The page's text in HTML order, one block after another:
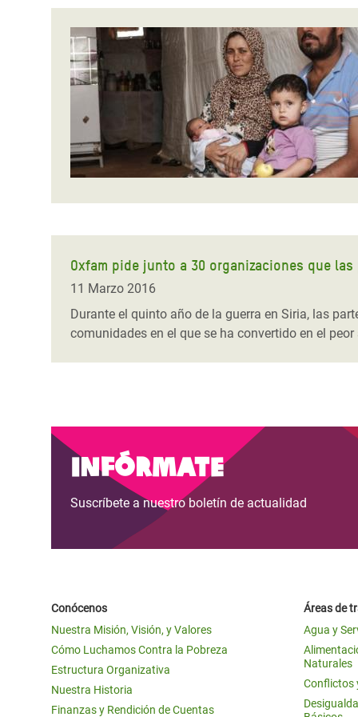
Oxfam pide junto a 30 organizaciones que
11 Marzo 2016
Durante el quinto año de la guerra en Siria, las
comunidades en el que se ha convertido en el
Infórmate
Suscríbete a nuestro boletín de actualidad
Conócenos
Nuestra Misión, Visión, y Valores
Cómo Luchamos Contra la Pobreza
Estructura Organizativa
Nuestra Historia
Finanzas y Rendición de Cuentas
Áreas de
Agua y
Naturales
Conflictos